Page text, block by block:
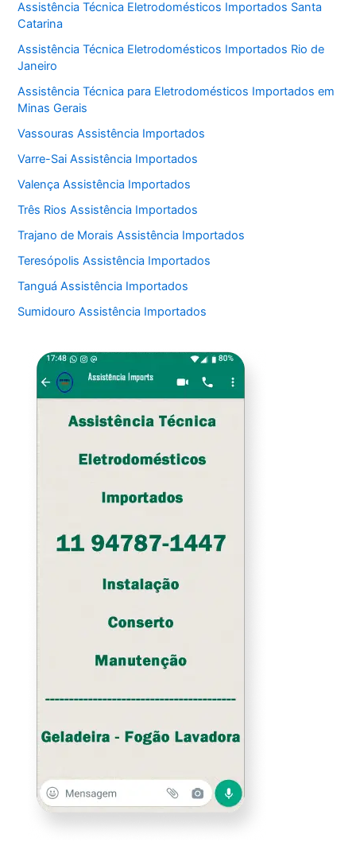
Assistência Técnica Eletrodomésticos Importados Santa
Catarina
Assistência Técnica Eletrodomésticos Importados Rio de
Janeiro
Assistência Técnica para Eletrodomésticos Importados em
Minas Gerais
Vassouras Assistência Importados
Varre-Sai Assistência Importados
Valença Assistência Importados
Três Rios Assistência Importados
Trajano de Morais Assistência Importados
Teresópolis Assistência Importados
Tanguá Assistência Importados
Sumidouro Assistência Importados